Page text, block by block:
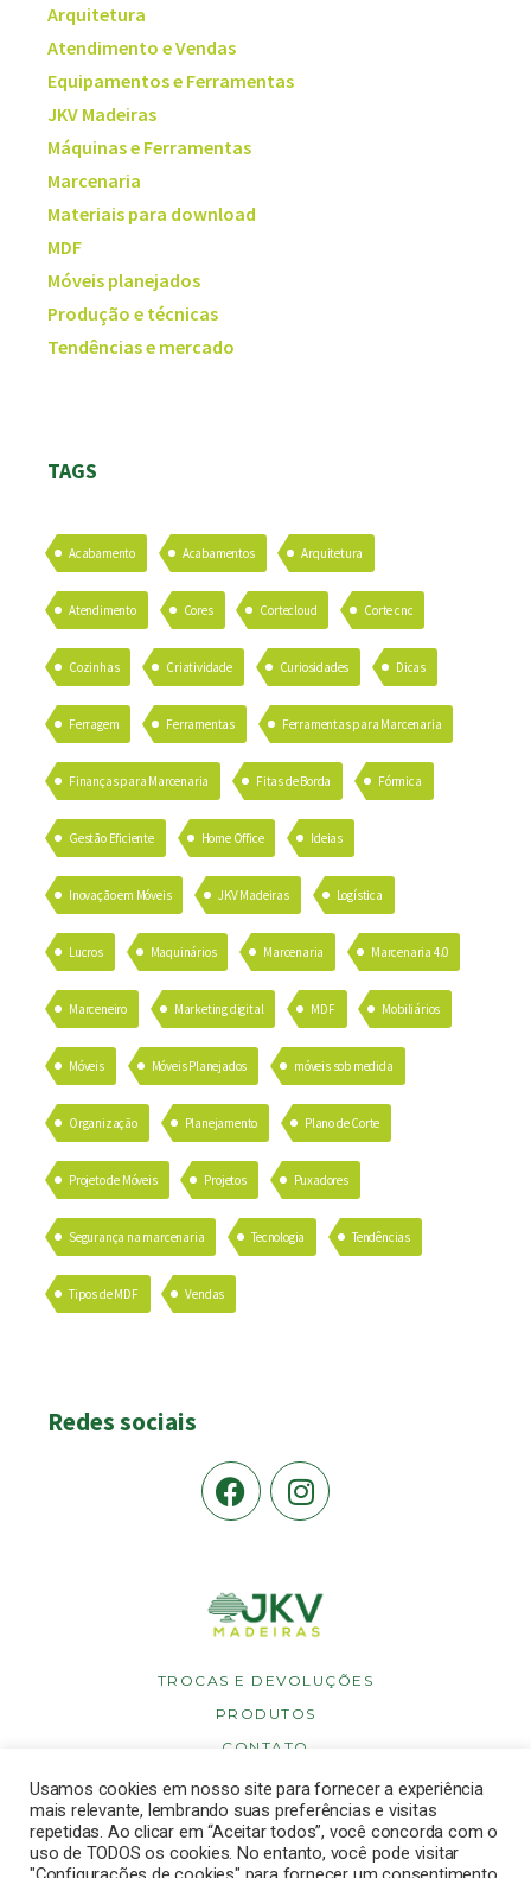
Arquitetura
Atendimento e Vendas
Equipamentos e Ferramentas
JKV Madeiras
Máquinas e Ferramentas
Marcenaria
Materiais para download
MDF
Móveis planejados
Produção e técnicas
Tendências e mercado
TAGS
Acabamento Acabamentos Arquitetura
Atendimento Cores Cortecloud Corte cnc
Cozinhas Criatividade Curiosidades Dicas
Ferragem Ferramentas Ferramentas para Marcenaria
Finanças para Marcenaria Fitas de Borda Fórmica
Gestão Eficiente Home Office Ideias
Inovação em Móveis JKV Madeiras Logística
Lucros Maquinários Marcenaria Marcenaria 4.0
Marceneiro Marketing digital MDF Mobiliários
Móveis Móveis Planejados móveis sob medida
Organização Planejamento Plano de Corte
Projeto de Móveis Projetos Puxadores
Segurança na marcenaria Tecnologia Tendências
Tipos de MDF Vendas
Redes sociais
TROCAS E DEVOLUÇÕES
PRODUTOS
CONTATO
POLÍTICA DE PRIVACIDADE
POLÍTICA DE COOKIES
Usamos cookies em nosso site para fornecer a experiência
mais relevante, lembrando suas preferências e visitas
repetidas. Ao clicar em “Aceitar todos”, você concorda com o
uso de TODOS os cookies. No entanto, você pode visitar